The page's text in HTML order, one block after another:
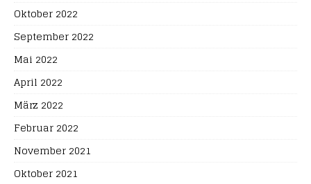
Oktober 2022
September 2022
Mai 2022
April 2022
März 2022
Februar 2022
November 2021
Oktober 2021